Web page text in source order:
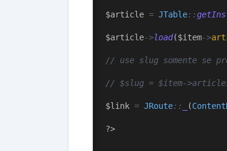
$article = JTable::
$article->load($item->
// use slug somente se
// $slug = $item-
$link = JRoute:: (
?>